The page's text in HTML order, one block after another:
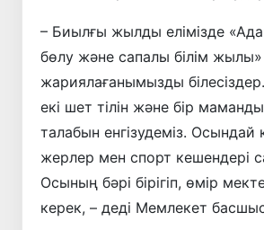
– Биылғы жылды елімізде
бөлу және сапалы білім
жариялағанымызды
екі шет тілін және бір
талабын енгізудеміз. Осындай
жерлер мен спорт кешендері
Осының бәрі бірігіп, өмір
керек, – деді Мемлекет